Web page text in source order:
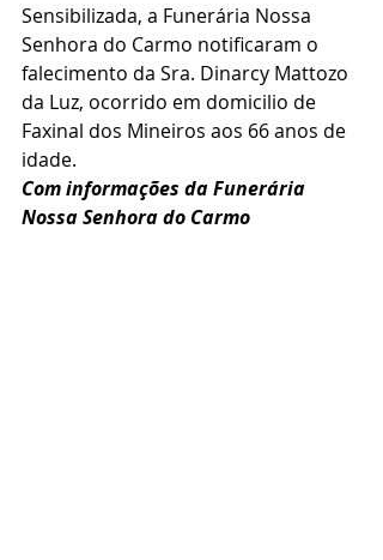
Sensibilizada, a Funerária Nossa
Senhora do Carmo notificaram o
falecimento da Sra. Dinarcy Mattozo
da Luz, ocorrido em domicilio de
Faxinal dos Mineiros aos 66 anos de
idade.
Com informações da Funerária
Nossa Senhora do Carmo